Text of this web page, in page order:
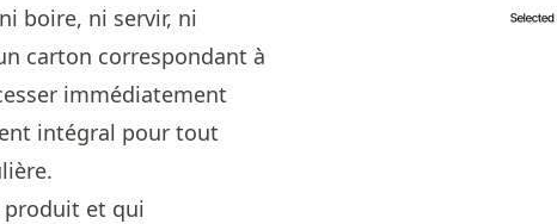
boire, ni servir, ni
carton correspondant à
immédiatement
intégral pour tout
produit et qui